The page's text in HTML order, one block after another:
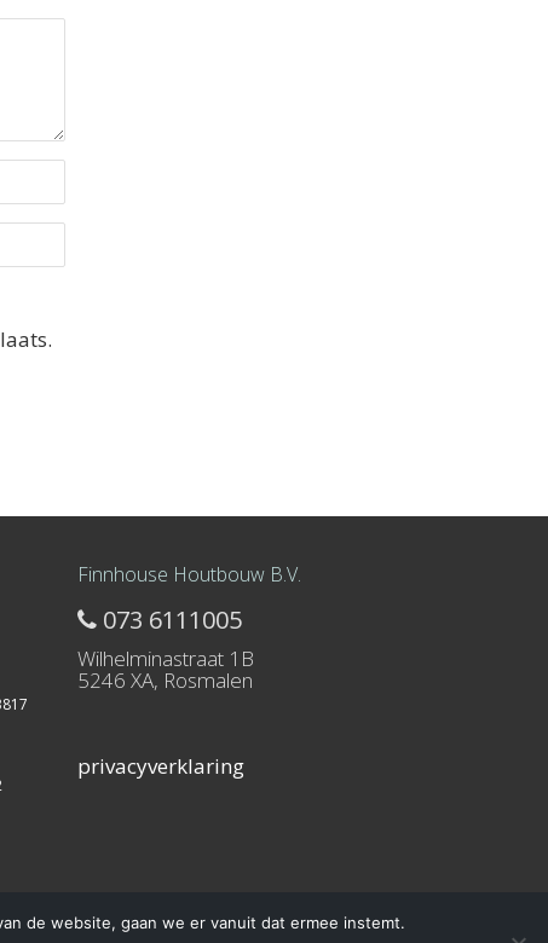
Finnhouse Houtbouw B.V.
073 6111005
Wilhelminastraat 1B
5246 XA, Rosmalen
privacyverklaring
de website, gaan we er vanuit dat ermee instemt.